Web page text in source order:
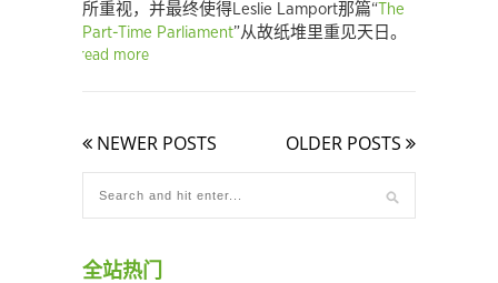
所重视，并最终使得Leslie Lamport那篇“ The
Part-Time Parliament”从故纸堆里重见天日。
read more
OLDER POSTS
NEWER POSTS
全站热门